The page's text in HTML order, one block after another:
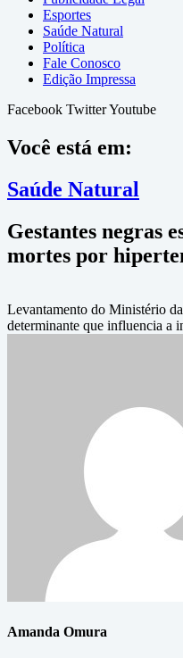
Esportes
Saúde Natural
Política
Fale Conosco
Edição Impressa
Facebook TwitterYoutube
Você está em:
Saúde Natural
Gestantes negras
mortes por
Levantamento do Ministério
determinante que influencia a
Amanda Omura